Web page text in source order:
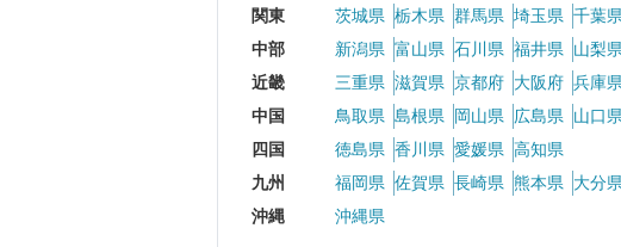
関東
茨城県 栃木県 群馬県 埼玉県 千葉県
中部
新潟県 富山県 石川県 福井県 山梨県
近畿
三重県 滋賀県 京都府 大阪府 兵庫県
中国
鳥取県 島根県 岡山県 広島県
山口県
四国
徳島県 香川県 愛媛県 高知県
九州
福岡県 佐賀県 長崎県 熊本県 大分県
沖縄
沖縄県